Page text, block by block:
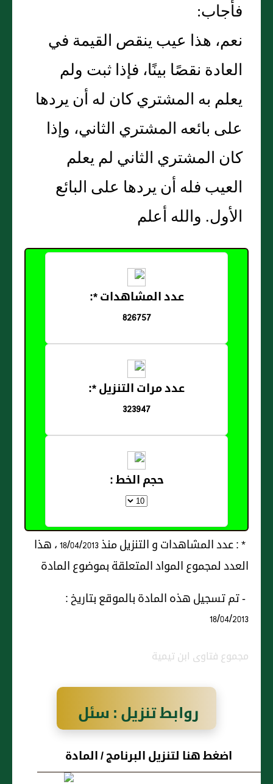
فأجاب‏:‏
نعم، هذا عيب ينقص القيمة في
العادة نقصًا بينًا، فإذا ثبت ولم
يعلم به المشتري كان له أن يردها
على بائعه المشتري الثاني، وإذا
كان المشتري الثاني لم يعلم
العيب فله أن يردها على البائع
الأول‏.‏ والله أعلم‏
عدد المشاهدات *:
826757
عدد مرات التنزيل *:
323947
حجم الخط :
* : عدد المشاهدات و التنزيل منذ 18/04/2013 ، هذا
العدد لمجموع المواد المتعلقة بموضوع المادة
- تم تسجيل هذه المادة بالموقع بتاريخ :
18/04/2013
مجموع فتاوى ابن تيمية
روابط تنزيل : سئل
عن رجل اشترى
جارية فبانت
اضغط هنا لتنزيل البرنامج / المادة